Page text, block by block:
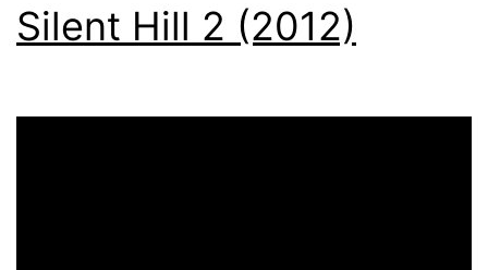
Silent Hill 2 (2012)